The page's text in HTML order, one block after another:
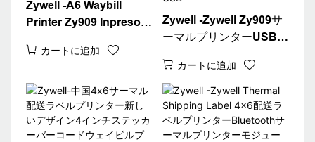
Zywell -A6 Waybill
Printer Zy909 Inpresora
Thermal Label Printer
Printer
カートに追加
Zywell -Zywell Zy909サ
ーマルプリンターUSB
ーデスクトップインクレ
スアドレスウェイビルプ
リンターUSB
カートに追加